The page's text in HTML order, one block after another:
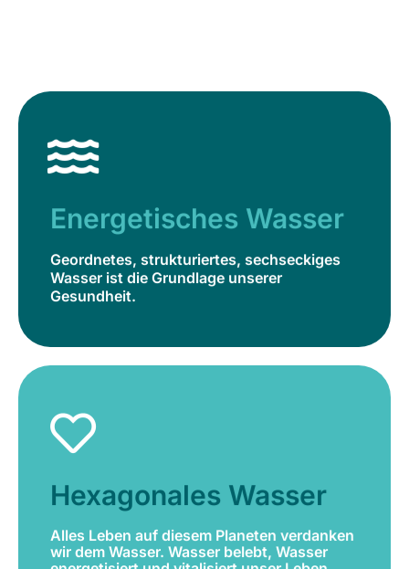
Energetisches Wasser
Geordnetes, strukturiertes, sechseckiges
Wasser ist die Grundlage unserer
Gesundheit.
Energetisches Wasser
Wasser ist die Grundlage unserer
Gesundheit.
Jetzt bestellen
Hexagonales Wasser
Alles Leben auf diesem Planeten verdanken
wir dem Wasser. Wasser belebt, Wasser
wir dem Wasser. Wasser belebt, Wasser
energetisiert und vitalisiert unser Leben.
Jetzt bestellen